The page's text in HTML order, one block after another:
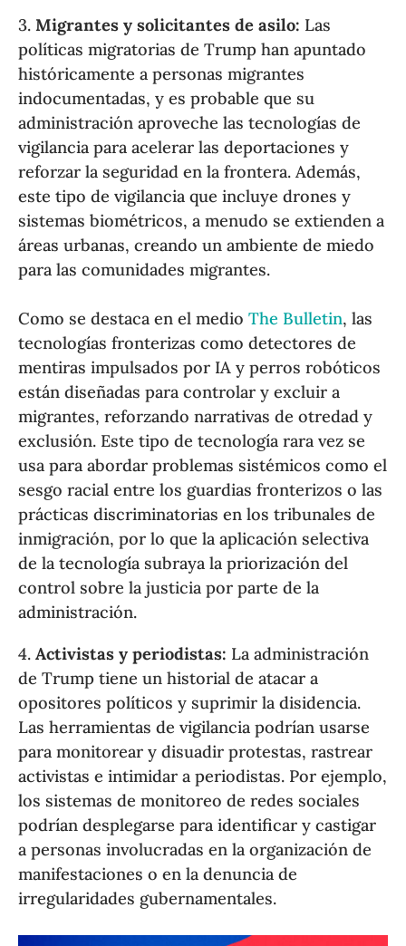
3.Migrantes y solicitantes de asilo: Las
políticas migratorias de Trump han apuntado
históricamente a personas migrantes
indocumentadas, y es probable que su
administración aproveche las tecnologías de
vigilancia para acelerar las deportaciones y
reforzar la seguridad en la frontera. Además,
este tipo de vigilancia que incluye drones y
sistemas biométricos, a menudo se extienden a
áreas urbanas, creando un ambiente de miedo
para las comunidades migrantes.
Como se destaca en el medioThe Bulletin, las
tecnologías fronterizas como detectores de
mentiras impulsados por IA y perros robóticos
están diseñadas para controlar y excluir a
migrantes, reforzando narrativas de otredad y
exclusión. Este tipo de tecnología rara vez se
usa para abordar problemas sistémicos como el
sesgo racial entre los guardias fronterizos o las
prácticas discriminatorias en los tribunales de
inmigración, por lo que la aplicación selectiva
de la tecnología subraya la priorización del
control sobre la justicia por parte de la
administración.
4.Activistas y periodistas: La administración
de Trump tiene un historial de atacar a
opositores políticos y suprimir la disidencia.
Las herramientas de vigilancia podrían usarse
para monitorear y disuadir protestas, rastrear
activistas e intimidar a periodistas. Por ejemplo,
los sistemas de monitoreo de redes sociales
podrían desplegarse para identificar y castigar
a personas involucradas en la organización de
manifestaciones o en la denuncia de
irregularidades gubernamentales.